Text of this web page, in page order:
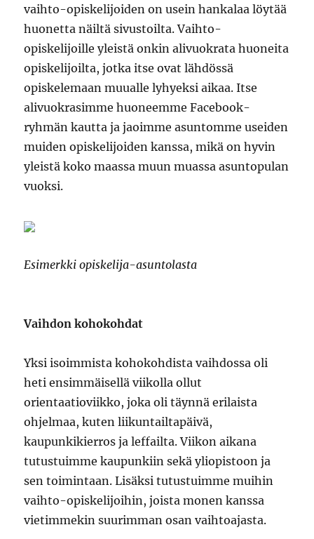
vaihto-opiskelijoiden on usein hankalaa löytää
huonetta näiltä sivustoilta. Vaihto-
opiskelijoille yleistä onkin alivuokrata huoneita
opiskelijoilta, jotka itse ovat lähdössä
opiskelemaan muualle lyhyeksi aikaa. Itse
alivuokrasimme huoneemme Facebook-
ryhmän kautta ja jaoimme asuntomme useiden
muiden opiskelijoiden kanssa, mikä on hyvin
yleistä koko maassa muun muassa asuntopulan
vuoksi.
Esimerkki opiskelija-asuntolasta
Vaihdon kohokohdat
Yksi isoimmista kohokohdista vaihdossa oli
heti ensimmäisellä viikolla ollut
orientaatioviikko, joka oli täynnä erilaista
ohjelmaa, kuten liikuntailtapäivä,
kaupunkikierros ja leffailta. Viikon aikana
tutustuimme kaupunkiin sekä yliopistoon ja
sen toimintaan. Lisäksi tutustuimme muihin
vaihto-opiskelijoihin, joista monen kanssa
vietimmekin suurimman osan vaihtoajasta.